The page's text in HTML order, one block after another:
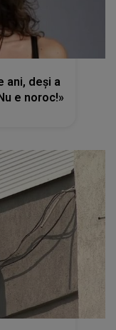
ani, deși a
e noroc!»